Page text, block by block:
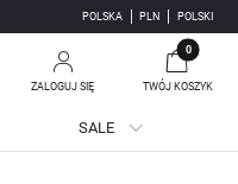
POLSKA PLN POLSKI
ZALOGUJ SIĘ
0
TWÓJ KOSZYK
SALE